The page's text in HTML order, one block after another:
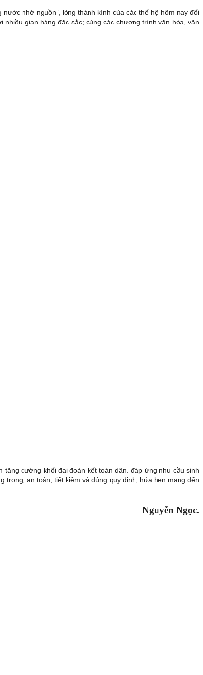
nhớ nguồn”, lòng thành kính của các thế hệ hôm nay đối
gian hàng đặc sắc; cùng các chương trình văn hóa, văn
cường khối đại đoàn kết toàn dân, đáp ứng nhu cầu sinh
trọng, an toàn, tiết kiệm và đúng quy định, hứa hẹn mang đến
Nguyễn Ngọc.